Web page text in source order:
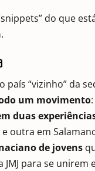
do que
.
país “vizinho” da
um movimento
duas
outra em
de jovens
JMJ para se unirem